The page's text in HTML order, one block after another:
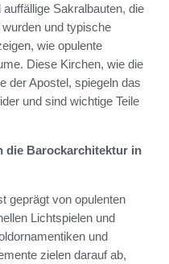
Sakralbauten, die
und typische
wie opulente
Diese Kirchen, wie die
der Apostel, spiegeln das
und sind wichtige Teile
die Barockarchitektur in
geprägt von opulenten
Lichtspielen und
und
zielen darauf ab,